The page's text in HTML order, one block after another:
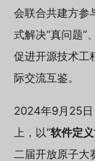
会联合共建方参
式解决“真问题”
促进开源技术工
际交流互鉴。
2024年9月25
上，以“软件定
二届开放原子大